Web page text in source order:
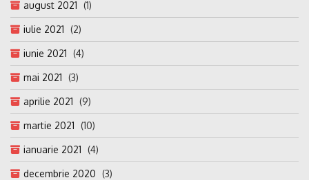
august 2021 (1)
iulie 2021 (2)
iunie 2021 (4)
mai 2021 (3)
aprilie 2021 (9)
martie 2021 (10)
ianuarie 2021 (4)
decembrie 2020 (3)